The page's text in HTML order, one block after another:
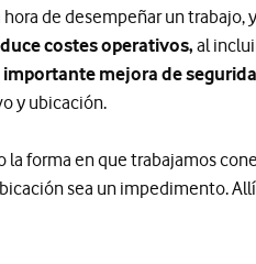
de desempeñar un trabajo,
costes operativos,al
importante mejora de
y ubicación.
la forma en que trabajamos
sea un impedimento.